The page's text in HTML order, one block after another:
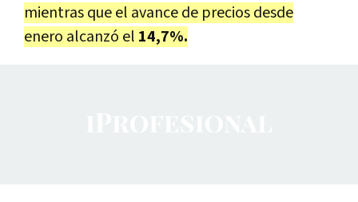
mientras que el avance de precios desde
enero alcanzó el 14,7%.